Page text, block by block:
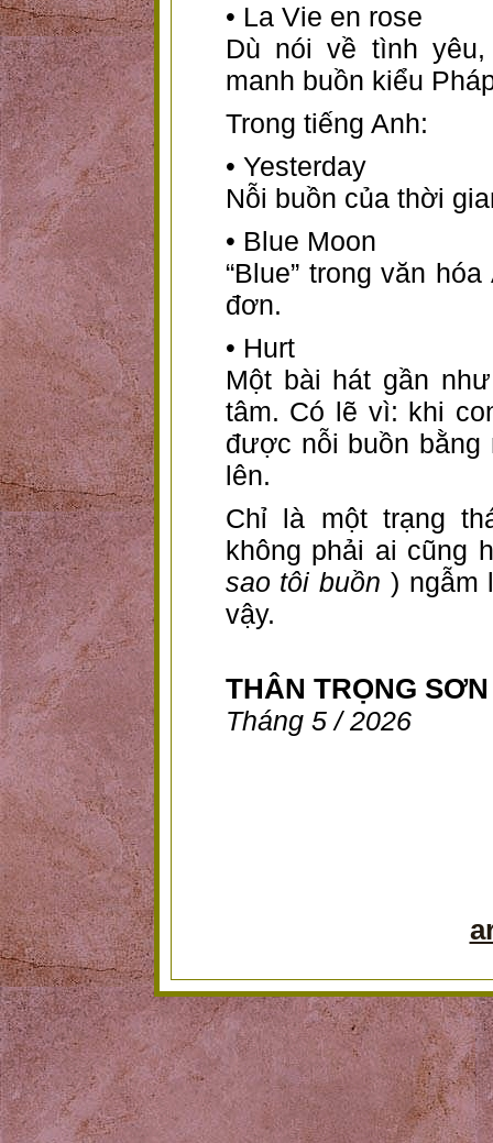
• La Vie en rose
Dù nói về tình
manh buồn kiểu
Trong tiếng Anh:
• Yesterday
Nỗi buồn của thời
• Blue Moon
“Blue” trong văn
đơn.
• Hurt
Một bài hát gần
tâm. Có lẽ vì: khi
được nỗi buồn
lên.
Chỉ là một trạng
không phải ai cũng
sao tôi buồn ) ngẫm
vậy.
THÂN TRỌNG SƠN
Tháng 5 / 2026